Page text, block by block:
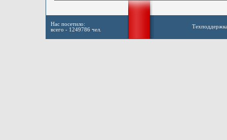
Нас посетило:
всего - 1249786 чел.